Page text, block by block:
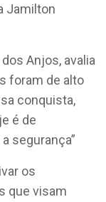
Jamilton
Anjos, avalia
foram de alto
conquista,
é de
segurança”
os
que visam